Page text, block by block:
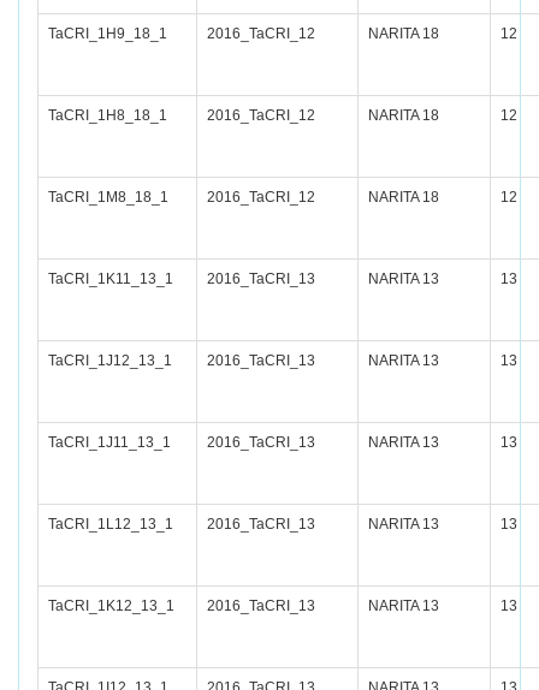
TaCRI_1H9_18_1 2016_TaCRI_12 NARITA 18 12
TaCRI_1H8_18_1 2016_TaCRI_12 NARITA 18 12
TaCRI_1M8_18_1 2016_TaCRI_12 NARITA 18 12
TaCRI_1K11_13_1 2016_TaCRI_13 NARITA 13 13
TaCRI_1J12_13_1 2016_TaCRI_13 NARITA 13 13
TaCRI_1J11_13_1 2016_TaCRI_13 NARITA 13 13
TaCRI_1L12_13_1 2016_TaCRI_13 NARITA 13 13
TaCRI_1K12_13_1 2016_TaCRI_13 NARITA 13 13